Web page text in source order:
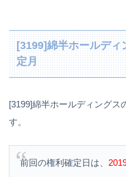
[3199]綿半ホールディ
定月
[3199]綿半ホールディングス
す。
前回の権利確定日は、